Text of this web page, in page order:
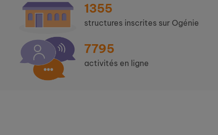
1355
structures inscrites sur Ogénie
7795
activités en ligne